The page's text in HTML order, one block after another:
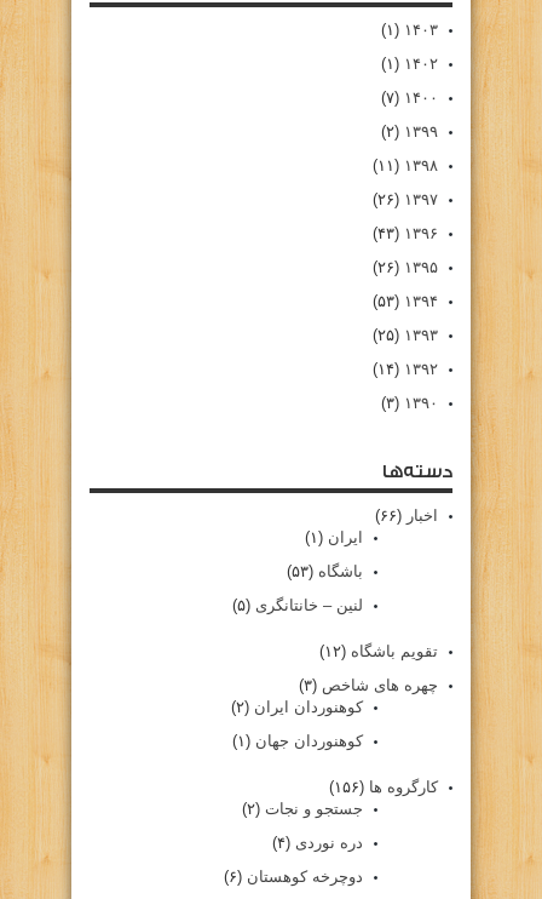
۱۴۰۳ (۱)
۱۴۰۲ (۱)
۱۴۰۰ (۷)
۱۳۹۹ (۲)
۱۳۹۸ (۱۱)
۱۳۹۷ (۲۶)
۱۳۹۶ (۴۳)
۱۳۹۵ (۲۶)
۱۳۹۴ (۵۳)
۱۳۹۳ (۲۵)
۱۳۹۲ (۱۴)
۱۳۹۰ (۳)
دسته‌ها
اخبار (۶۶)
ایران (۱)
باشگاه (۵۳)
لنین – خانتانگری (۵)
تقویم باشگاه (۱۲)
چهره های شاخص (۳)
کوهنوردان ایران (۲)
کوهنوردان جهان (۱)
کارگروه ها (۱۵۶)
جستجو و نجات (۲)
دره نوردی (۴)
دوچرخه کوهستان (۶)